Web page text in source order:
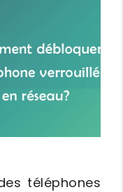
téléphones